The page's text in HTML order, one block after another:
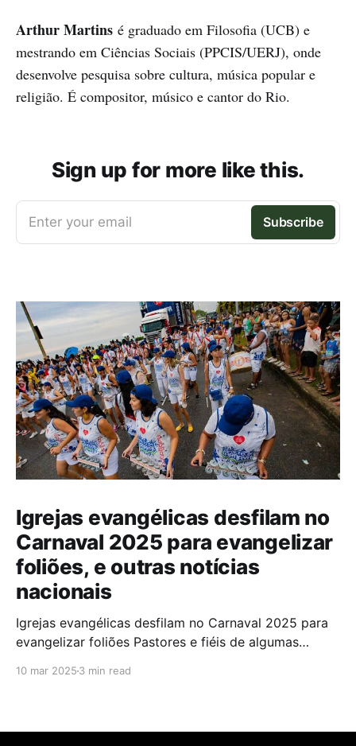
Arthur Martins é graduado em Filosofia (UCB) e
mestrando em Ciências Sociais (PPCIS/UERJ), onde
desenvolve pesquisa sobre cultura, música popular e
religião. É compositor, músico e cantor do Rio.
Sign up for more like this.
Enter your email Subscribe
Igrejas evangélicas desfilam no
Carnaval 2025 para evangelizar
foliões, e outras notícias
nacionais
Igrejas evangélicas desfilam no Carnaval 2025 para
evangelizar foliões Pastores e fiéis de algumas
10 mar 2025 3 min read